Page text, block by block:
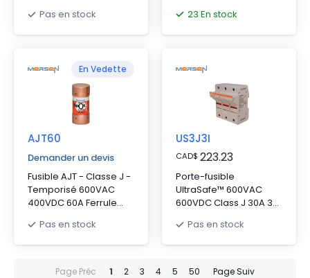
2000®
Pas en stock
pression IP65
23 En stock
En Vedette
AJT60
Demander un devis
Fusible AJT - Classe J -
Temporisé 600VAC
400VDC 60A Ferrule
2000®
Pas en stock
US3J3I
CAD$ 223.23
Porte-fusible
UltraSafe™ 600VAC
600VDC Class J 30A 3-
IP65Pas en stock
Page Préc 1 2 3 4 5 50 Page Suiv